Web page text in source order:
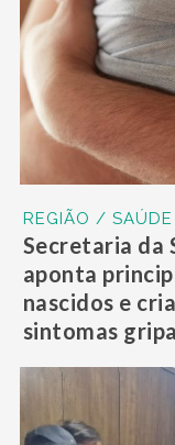
REGIÃO / SAÚDE
Secretaria da
aponta
nascidos e
sintomas